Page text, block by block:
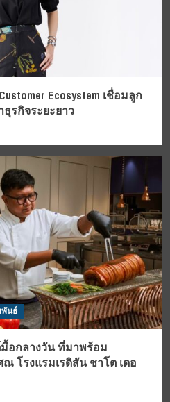
Ecosystem เชื่อมลูก
รกิจระยะยาว
นธ์
อกลางวัน ที่มาพร้อม
ณ โรงแรมเรดิสัน ชาโต เดอ